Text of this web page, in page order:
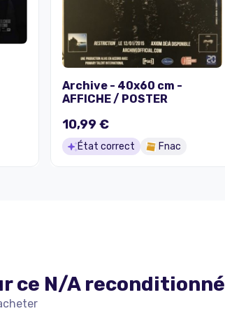
Archive - 40x60 cm -
AFFICHE / POSTER
10,99 €
État correct Fnac
ce N/A reconditionné